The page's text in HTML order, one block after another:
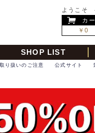
ようこそ
カ
￥0
SHOP LIST
公式サイト
り扱いのご注意